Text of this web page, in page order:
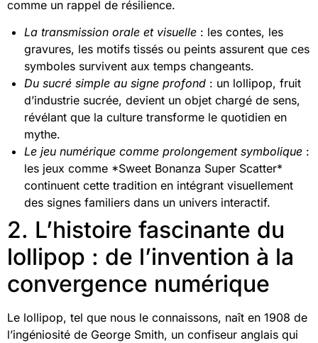
comme un rappel de résilience.
La transmission orale et visuelle : les contes, les
gravures, les motifs tissés ou peints assurent que ces
symboles survivent aux temps changeants.
Du sucré simple au signe profond : un lollipop, fruit
d’industrie sucrée, devient un objet chargé de sens,
révélant que la culture transforme le quotidien en
mythe.
Le jeu numérique comme prolongement symbolique :
les jeux comme *Sweet Bonanza Super Scatter*
continuent cette tradition en intégrant visuellement
des signes familiers dans un univers interactif.
2. L’histoire fascinante du
lollipop : de l’invention à la
convergence numérique
Le lollipop, tel que nous le connaissons, naît en 1908 de
l’ingéniosité de George Smith, un confiseur anglais qui